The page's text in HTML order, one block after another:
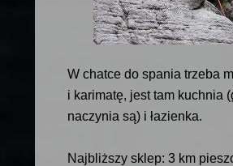
W chatce do spania trzeba
i karimatę, jest tam kuchnia
naczynia są) i łazienka.
Najbliższy sklep: 3 km